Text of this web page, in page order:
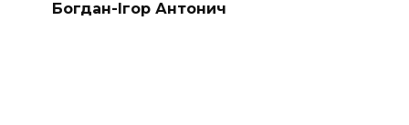
Богдан-Ігор Антонич